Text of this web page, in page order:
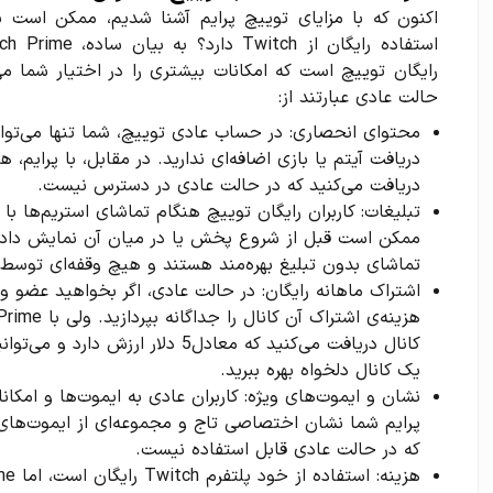
رایگان توییچ است که امکانات بیشتری را در اختیار شما
حالت عادی عبارتند از:
محتوای انحصاری: در حساب عادی توییچ، شما تنها
دریافت آیتم یا بازی اضافه‌ای ندارید. در مقابل، با
دریافت می‌کنید که در حالت عادی در دسترس نیست.
تبلیغات: کاربران رایگان توییچ هنگام تماشای استریم‌ها
تماشای بدون تبلیغ بهره‌مند هستند و هیچ وقفه‌ای
کانال دریافت می‌کنید که معادل5
یک کانال دلخواه بهره ببرید.
نشان و ایموت‌های ویژه: کاربران عادی به ایموت‌ها و
که در حالت عادی قابل استفاده نیست.